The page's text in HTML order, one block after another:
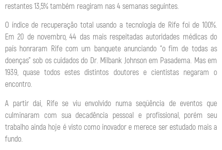
restantes 13,5% também reagiram nas 4 semanas seguintes.
O índice de recuperação total usando a tecnologia de Rife foi de 100%.
Em 20 de novembro, 44 das mais respeitadas autoridades médicas do
país honraram Rife com um banquete anunciando “o fim de todas as
doenças” sob os cuidados do Dr. Milbank Johnson em Pasadema. Mas em
1939, quase todos estes distintos doutores e cientistas negaram o
encontro.
A partir dai, Rife se viu envolvido numa seqüência de eventos que
culminaram com sua decadência pessoal e profissional, porém seu
trabalho ainda hoje é visto como inovador e merece ser estudado mais a
fundo.